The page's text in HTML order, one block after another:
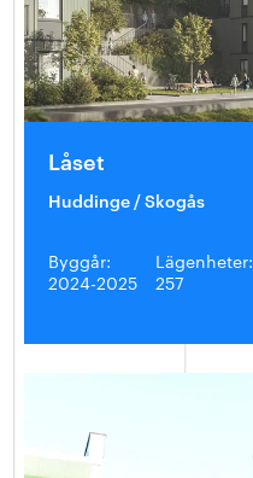
Låset
Huddinge / Skogås
Byggår:
2024-2025
Lägenheter:
257